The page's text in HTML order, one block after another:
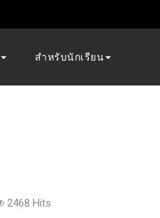
สำหรับนักเรียน
2468 Hits